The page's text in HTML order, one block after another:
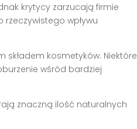
krytycy zarzucają firmie
wpływu
składem kosmetyków. Niektóre
wśród bardziej
znaczną ilość naturalnych